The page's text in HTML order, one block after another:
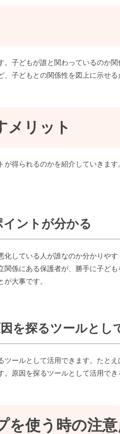
子どもが誰と関わっているのか
子どもとの関係性を図上に示せ
メリット
得られるのかを紹介していきま
ントが分かる
している人が誰なのか分かりや
係にある保護者が、勝手に子ど
大事です。
を探るツールとし
ールとして活用できます。たと
原因を探るツールとして活用でき
を使う時の注意